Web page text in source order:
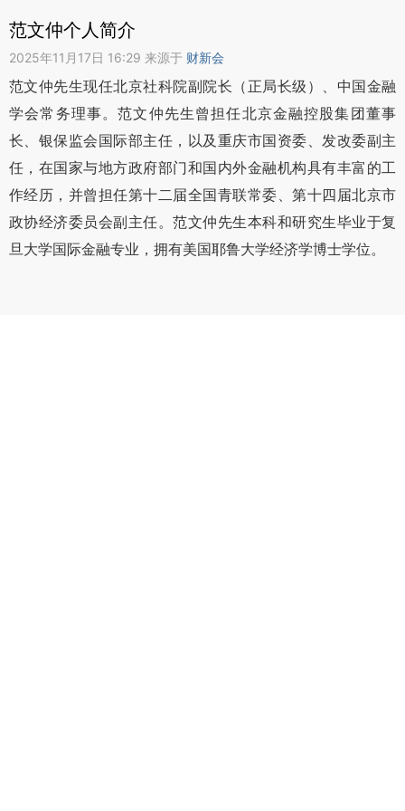
范文仲个人简介
2025年11月17日 16:29 来源于 财新会
范文仲先生现任北京社科院副院长（正局长级）、中国金融
学会常务理事。范文仲先生曾担任北京金融控股集团董事
长、银保监会国际部主任，以及重庆市国资委、发改委副主
任，在国家与地方政府部门和国内外金融机构具有丰富的工
作经历，并曾担任第十二届全国青联常委、第十四届北京市
政协经济委员会副主任。范文仲先生本科和研究生毕业于复
旦大学国际金融专业，拥有美国耶鲁大学经济学博士学位。